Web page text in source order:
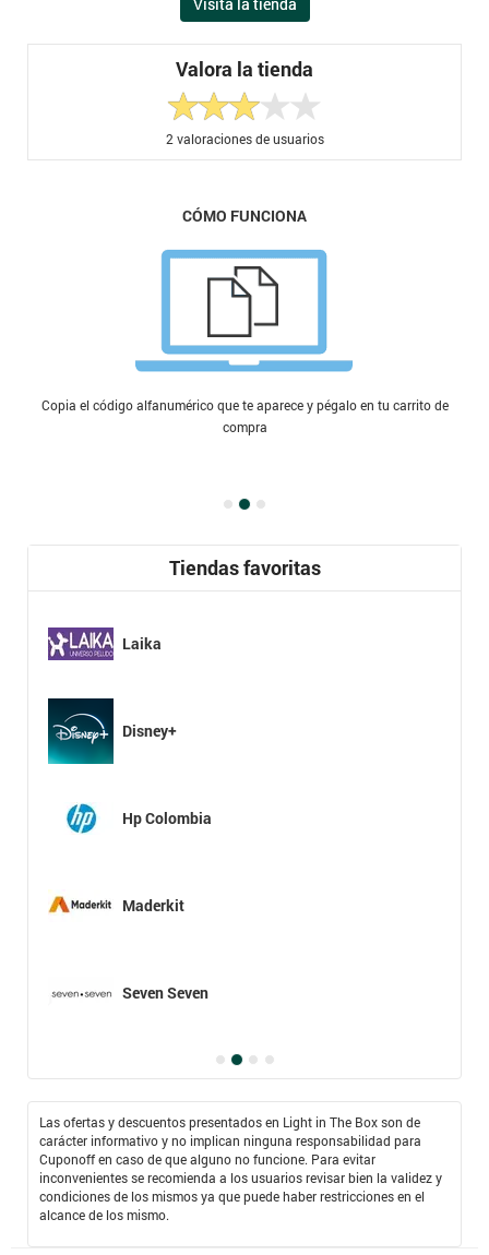
Valora la tienda
2 valoraciones de usuarios
CÓMO FUNCIONA
Copia el código alfanumérico que te aparece y pégalo en tu carrito de
compra
Tiendas favoritas
Laika
Disney+
Hp Colombia
Maderkit
Seven Seven
Las ofertas y descuentos presentados en Light in The Box son de
carácter informativo y no implican ninguna responsabilidad para
Cuponoff en caso de que alguno no funcione. Para evitar
inconvenientes se recomienda a los usuarios revisar bien la validez y
condiciones de los mismos ya que puede haber restricciones en el
alcance de los mismo.